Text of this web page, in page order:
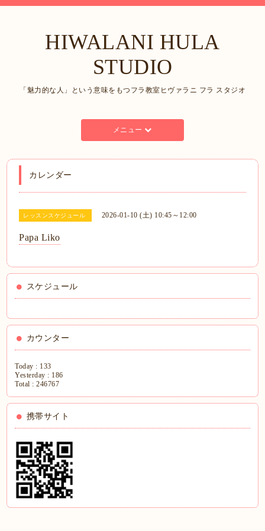
HIWALANI HULA
STUDIO
「魅力的な人」という意味をもつフラ教室ヒヴァラニ フラ スタジオ
メニュー
カレンダー
レッスンスケジュール 2026-01-10 (土) 10:45～12:00
Papa Liko
スケジュール
カウンター
Today : 133
Yesterday : 186
Total :246767
携帯サイト